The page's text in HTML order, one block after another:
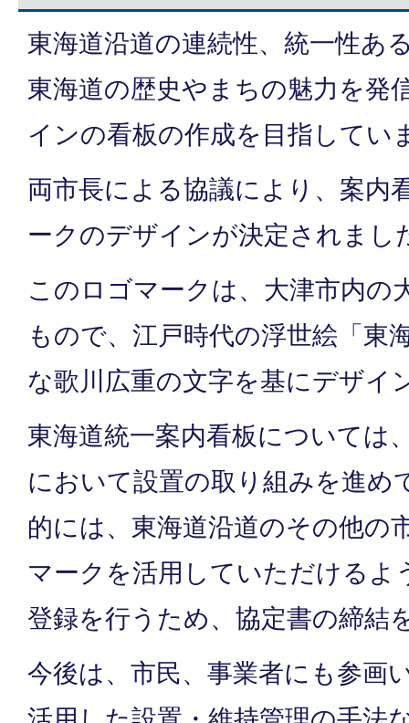
東海道沿道の連続性、統一性あ
東海道の歴史やまちの魅力を発
インの看板の作成を目指してい
両市長による協議により、案内
ークのデザインが決定されまし
このロゴマークは、大津市内の
もので、江戸時代の浮世絵「東
な歌川広重の文字を基にデザイ
東海道統一案内看板については
において設置の取り組みを進め
的には、東海道沿道のその他の
マークを活用していただけるよ
登録を行うため、協定書の締結
今後は、市民、事業者にも参画